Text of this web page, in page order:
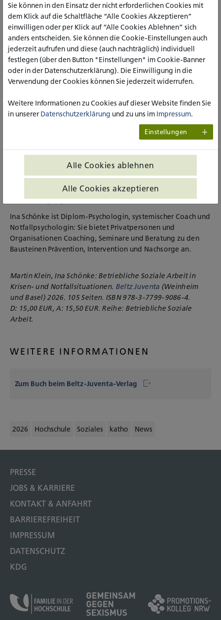
einen breiten Katalog von Aufgaben und Maßnahmen, den
so unterschiedliche Organisationen wie große Konzerne,
Ministerien, Träger der freien Wohlfahrtspflege,
Krankenhäuser, Hochschulen, Sozialversicherungsträger,
Bundeswehr oder Polizei ihren Organisationsmitgliedern zur
Verfügung stellen.
In den einzelnen Bänden der Reihe geht es um diesen
breiten Katalog von Aufgaben und Maßnahmen sowie um
handlungsfeldspezifische Themen und die Entwicklung von
Perspektiven für die Betriebliche Soziale Arbeit. Die
einzelnen Bände berücksichtigen theoretische,
konzeptionelle und anwendungsbezogene Ansätze und
legen Wert auf einen fundierten Theorie-Praxis-Transfer.
Prof. Dr. Martin Klein ist Professor für Soziale Arbeit an der
Katholischen Hochschule Nordrhein-Westfalen (katho) und
Prorektor für Studium, Lehre und Weiterbildung. Er ist
Vorstand des Bundesfachverbands Betriebliche Soziale
Arbeit e.V. (bbs).
Ina Schönke ist Diplom-Psychologin, systemischer Coach und
Notfallpsychologin: Sie bietet Privatpersonen und
Organisationen Coaching, Seminare und Beratung zu den
Bausteinen Prävention, Intervention und Nachsorge an.
Martin Klein, Ina Schönke: Betriebliche Soziale Arbeit in
Krisen- und Notfallsituationen. Beltz Juventa (Weinheim
und Basel) 2026. 105 Seiten. ISBN 978-3-7799-9086-4.
D: 15,00 EUR, A: 15,50 EUR. Reihe: Betriebliche Soziale
Arbeit.
WEITERE INFORMATIONEN
Zum Buch beim Beltz-Juventa-Verlag
2026 Hochschule Soziales katho News
PRESSE
JOBS & KARRIERE
KONTAKT & ANFAHRT
BARRIEREFREIHEIT
IMPRESSUM
DATENSCHUTZ
KDG
Sie können in den Einsatz der nicht erforderlichen Cookies mit
dem Klick auf die Schaltfläche “Alle Cookies Akzeptieren”
einwilligen oder per Klick auf “Alle Cookies Ablehnen” sich
anders entscheiden. Sie können die Cookie-Einstellungen auch
jederzeit aufrufen und diese (auch nachträglich) individuell
festlegen (über den Button "Einstellungen" im Cookie-Banner
oder in der Datenschutzerklärung). Die Einwilligung in die
Verwendung der Cookies können Sie jederzeit widerrufen.
Weitere Informationen zu Cookies auf dieser Website finden Sie
in unserer Datenschutzerklärung und zu uns im Impressum.
Einstellungen
Alle Cookies ablehnen
Alle Cookies akzeptieren